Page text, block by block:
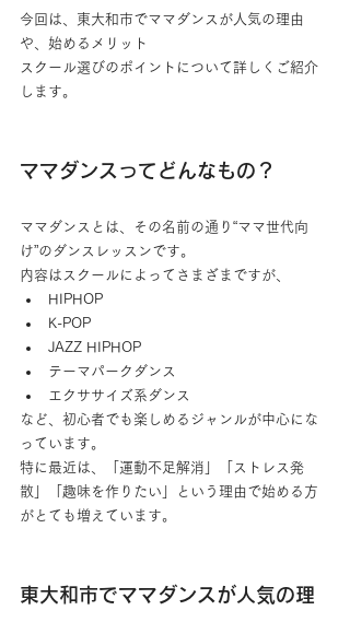
今回は、東大和市でママダンスが人気の理由
や、始めるメリット
スクール選びのポイントについて詳しくご紹介
します。
ママダンスってどんなもの？
ママダンスとは、その名前の通り“ママ世代向
け”のダンスレッスンです。
内容はスクールによってさまざまですが、
HIPHOP
K-POP
JAZZ HIPHOP
テーマパークダンス
エクササイズ系ダンス
など、初心者でも楽しめるジャンルが中心にな
っています。
特に最近は、「運動不足解消」「ストレス発
散」「趣味を作りたい」という理由で始める方
がとても増えています。
東大和市でママダンスが人気の理